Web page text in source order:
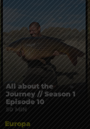
50 MIN
All about the
Journey // Season 1
Episode 10
Europa